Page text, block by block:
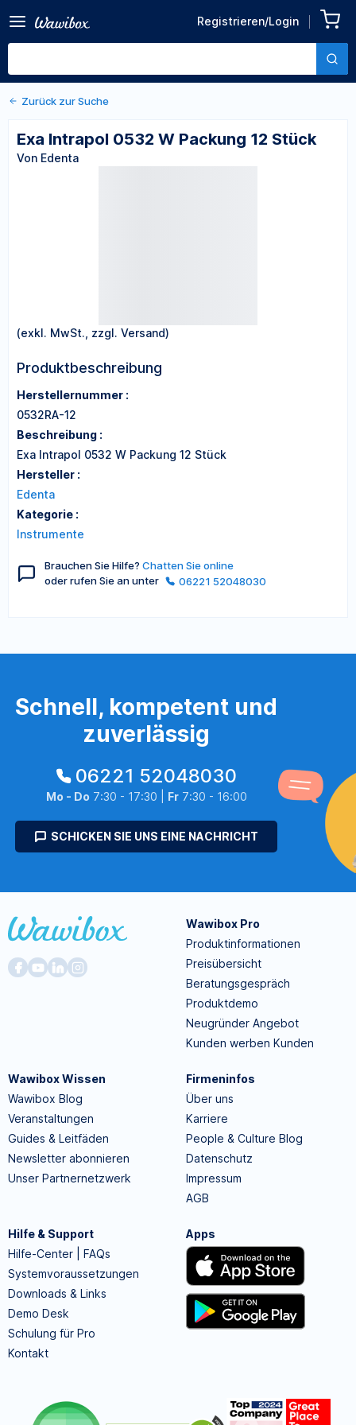
Registrieren/Login
Packung 12 Stück
Von Edenta
Zurück zu den Produktdetails
Zurück zur Suche
Exa Intrapol 0532 W Packung 12 Stück
Von Edenta
(exkl. MwSt., zzgl. Versand)
Produktbeschreibung
Herstellernummer :
0532RA-12
Beschreibung :
Exa Intrapol 0532 W Packung 12 Stück
Hersteller :
Edenta
Kategorie :
Instrumente
Brauchen Sie Hilfe? Chatten Sie online
oder rufen Sie an unter
06221 52048030
Schnell, kompetent und
zuverlässig
06221 52048030
Mo - Do 7:30 - 17:30 | Fr7:30 - 16:00
SCHICKEN SIE UNS EINE NACHRICHT
Wawibox Pro
Produktinformationen
Preisübersicht
Beratungsgespräch
Produktdemo
Neugründer Angebot
Kunden werben Kunden
Wawibox Wissen
Wawibox Blog
Veranstaltungen
Guides & Leitfäden
Newsletter abonnieren
Unser Partnernetzwerk
Firmeninfos
Über uns
Karriere
People & Culture Blog
Datenschutz
Impressum
AGB
Hilfe & Support
Hilfe-Center | FAQs
Systemvoraussetzungen
Downloads & Links
Demo Desk
Schulung für Pro
Kontakt
Apps